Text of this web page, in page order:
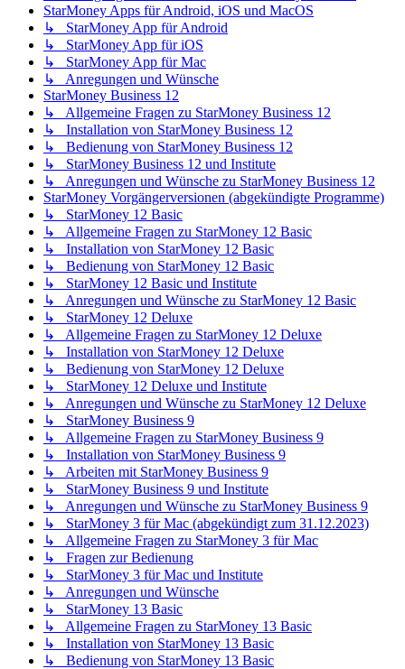
StarMoney Apps für Android, iOS und MacOS
↳ StarMoney App für Android
↳ StarMoney App für iOS
↳ StarMoney App für Mac
↳ Anregungen und Wünsche
StarMoney Business 12
↳ Allgemeine Fragen zu StarMoney Business 12
↳ Installation von StarMoney Business 12
↳ Bedienung von StarMoney Business 12
↳ StarMoney Business 12 und Institute
↳ Anregungen und Wünsche zu StarMoney Business 12
StarMoney Vorgängerversionen (abgekündigte Programme)
↳ StarMoney 12 Basic
↳ Allgemeine Fragen zu StarMoney 12 Basic
↳ Installation von StarMoney 12 Basic
↳ Bedienung von StarMoney 12 Basic
↳ StarMoney 12 Basic und Institute
↳ Anregungen und Wünsche zu StarMoney 12 Basic
↳ StarMoney 12 Deluxe
↳ Allgemeine Fragen zu StarMoney 12 Deluxe
↳ Installation von StarMoney 12 Deluxe
↳ Bedienung von StarMoney 12 Deluxe
↳ StarMoney 12 Deluxe und Institute
↳ Anregungen und Wünsche zu StarMoney 12 Deluxe
↳ StarMoney Business 9
↳ Allgemeine Fragen zu StarMoney Business 9
↳ Installation von StarMoney Business 9
↳ Arbeiten mit StarMoney Business 9
↳ StarMoney Business 9 und Institute
↳ Anregungen und Wünsche zu StarMoney Business 9
↳ StarMoney 3 für Mac (abgekündigt zum 31.12.2023)
↳ Allgemeine Fragen zu StarMoney 3 für Mac
↳ Fragen zur Bedienung
↳ StarMoney 3 für Mac und Institute
↳ Anregungen und Wünsche
↳ StarMoney 13 Basic
↳ Allgemeine Fragen zu StarMoney 13 Basic
↳ Installation von StarMoney 13 Basic
↳ Bedienung von StarMoney 13 Basic